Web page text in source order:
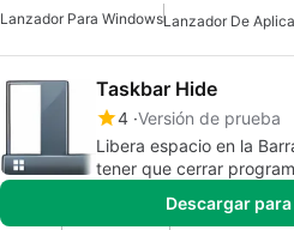
Lanzador Para Windows
Taskbar Hide
4 Versión de prueba
Libera espacio en la
tener que cerrar
Descargar